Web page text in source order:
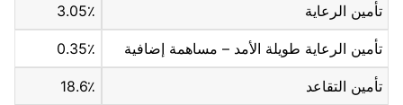
تأمين الرعاية 3.05٪
تأمين الرعاية طويلة الأمد – مساهمة إضافية 0.35٪
تأمين التقاعد 18.6٪